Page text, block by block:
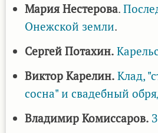
Мария Нестерова.
Онежской земли.
Сергей Потахин.
Виктор Карелин. Клад,
сосна" и свадебный
Владимир Комиссаров.